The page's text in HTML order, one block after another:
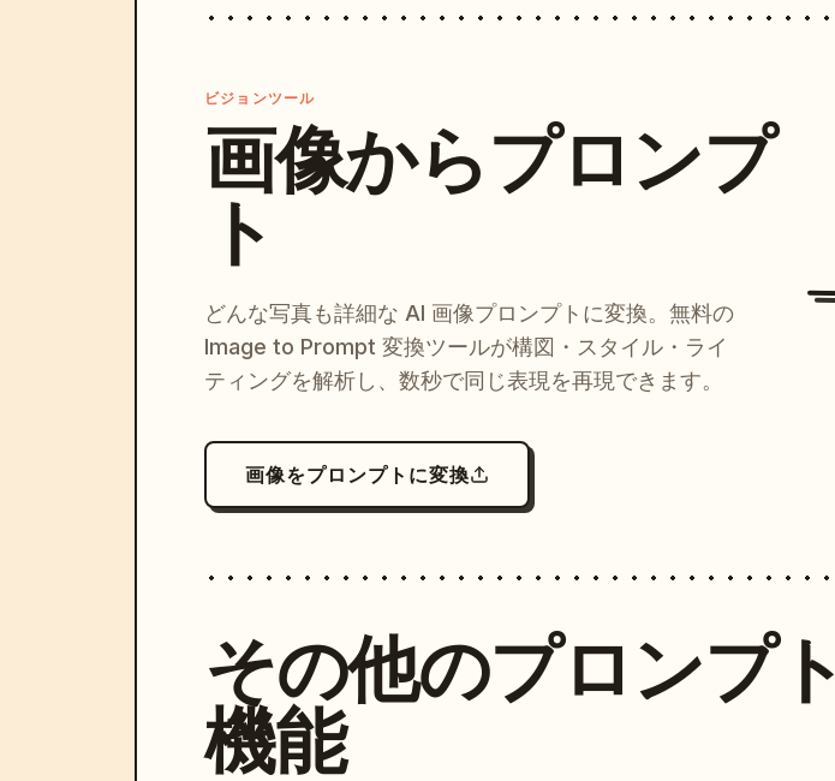
ビジョンツール
画像からプロンプ
ト
どんな写真も詳細な AI 画像プロンプトに変換。無料の
Image to Prompt 変換ツールが構図・スタイル・ライ
ティングを解析し、数秒で同じ表現を再現できます。
画像をプロンプトに変換
その他のプロンプト
機能